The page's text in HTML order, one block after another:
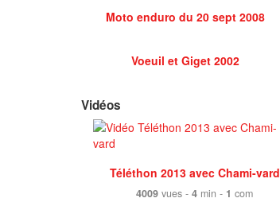
Moto enduro du 20 sept 2008
Voeuil et Giget 2002
Vidéos
Téléthon 2013 avec Chami-vard
4009 vues - 4 min - 1 com